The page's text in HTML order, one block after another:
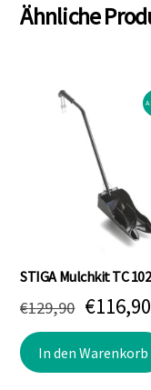
Ähnliche
STIGA Mulchkit TC
€129,90
Preis
war:
€116,90
In den Warenkorb